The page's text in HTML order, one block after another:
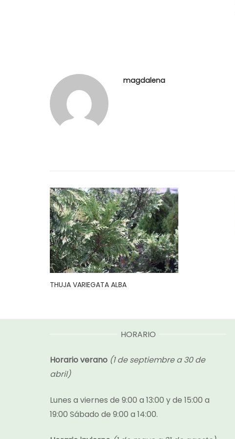
magdalena
THUJA VARIEGATA ALBA
HORARIO
Horario verano (1 de septiembre a 30 de
abril)
Lunes a viernes de 9:00 a 13:00 y de 15:00 a
19:00 Sábado de 9:00 a 14:00.